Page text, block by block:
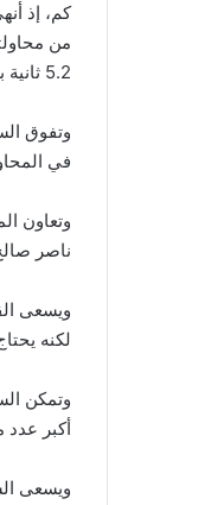
من
5.2 ثانية بزمن 2.58.8 دقيقتين.
في
وتعاون
ناصر صالح
ويسعى
لكنه يحتاج
وتمكن
أكبر عدد